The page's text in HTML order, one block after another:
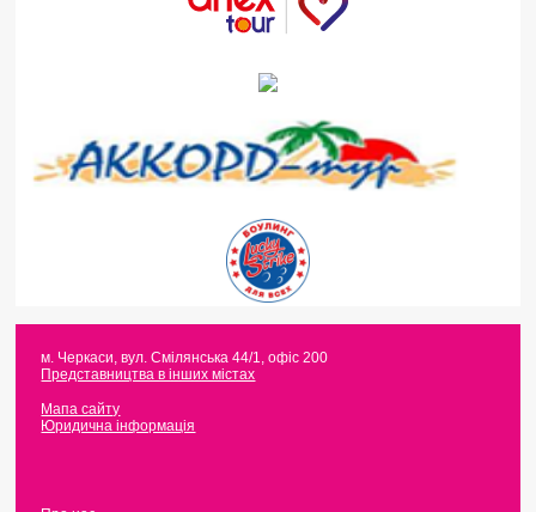
м. Черкаси ,вул. Смілянська 44/1, офіс 200
Представництва в інших містах
Мапа сайту
Юридична інформація